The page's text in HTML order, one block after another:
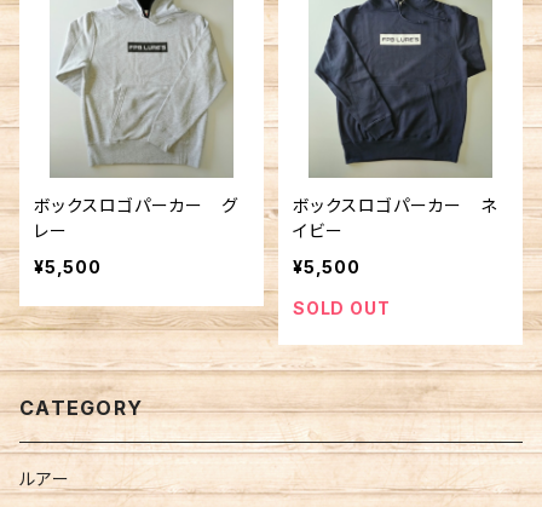
ボックスロゴパーカー グ
レー
¥5,500
ボックスロゴパーカー ネ
イビー
¥5,500
SOLD OUT
CATEGORY
ルアー